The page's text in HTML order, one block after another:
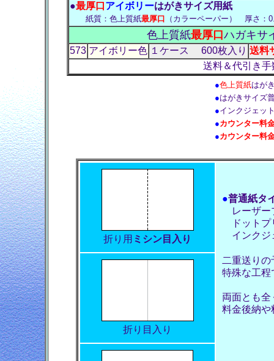
●最厚口 アイボリーはがきサイズ用紙
紙質：色上質紙最厚口 （カラーペーパー） 厚さ
色上質紙最厚口 ハガキサ
573 アイボリー色 １ケース 600枚入り 送料
送料＆代引き手
●色上質紙はが
●はがきサイズ
●インクジェッ
●カウンター料
●カウンター料
折り用 ミシン目入り
●普通紙タ
レーザー
ドットプ
インクジ
二重送りの
特殊な工程
両面とも
料金後納や
折り目入り